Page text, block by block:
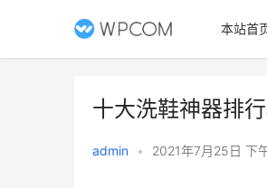
本站首
十大洗鞋神器排
admin • 2021年7月25日 下